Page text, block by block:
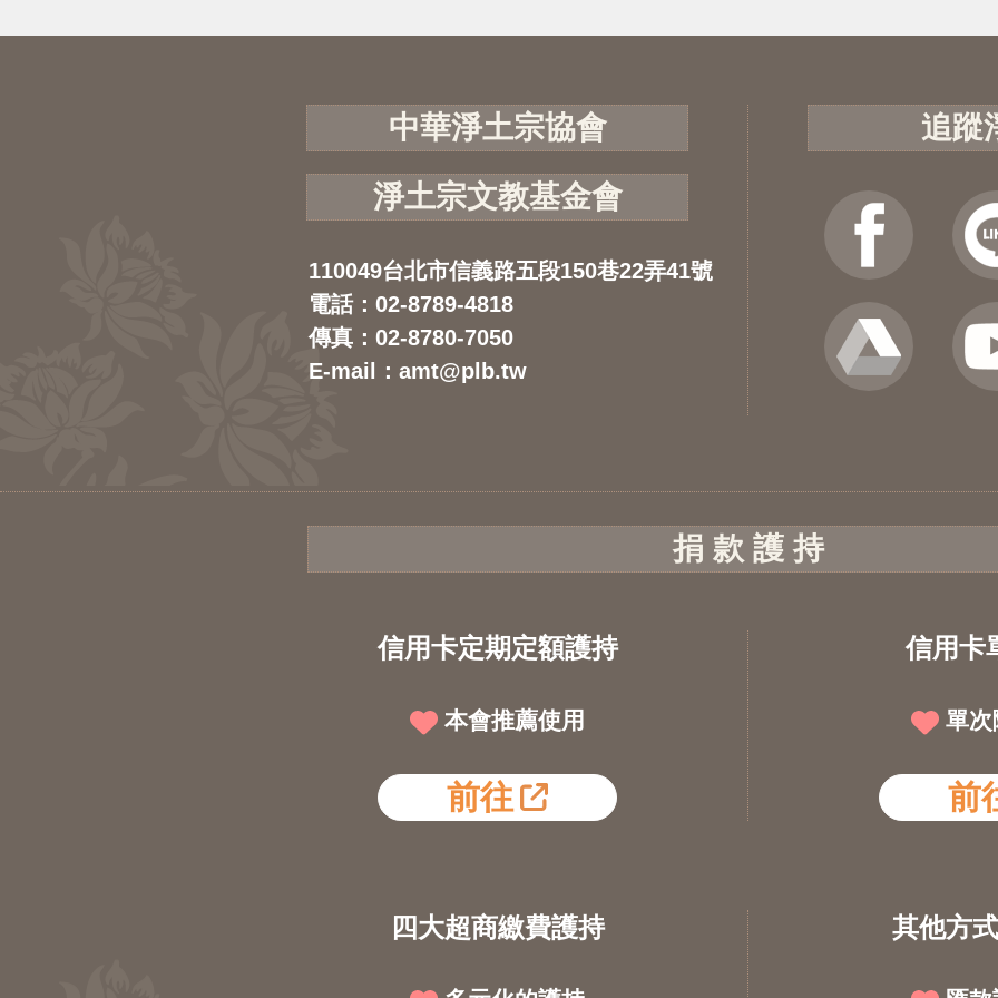
中華淨土宗協會
淨土宗文教基金會
110049台北市信義路五段150巷22弄41號
電話：02-8789-4818
傳真：02-8780-7050
E-mail：amt@plb.tw
追蹤
捐 款 護 持
信用卡定期定額護持
本會推薦使用
前往
信用卡
單次
前
四大超商繳費護持 其他方